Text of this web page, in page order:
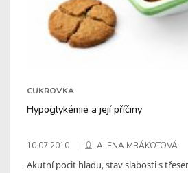
CUKROVKA
Hypoglykémie a její příčiny
10.07.2010 ALENA MRÁKOTOVÁ
Akutní pocit hladu, stav slabosti s